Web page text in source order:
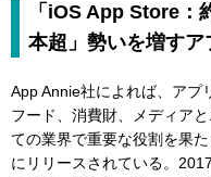
「iOS App Store
本超」勢いを増すア
App Annie社によれば、アプ
フード、消費財、メディア
ての業界で重要な役割を果
にリリースされている。